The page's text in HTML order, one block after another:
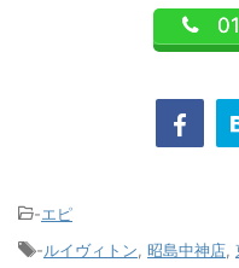
-エピ
-ルイヴィトン 昭島中神店